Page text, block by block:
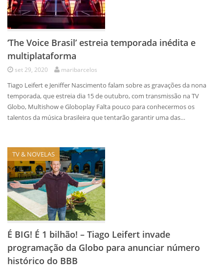
‘The Voice Brasil’ estreia temporada inédita e
multiplataforma
set 29, 2020 maribarcelos
Tiago Leifert e Jeniffer Nascimento falam sobre as gravações da nona
temporada, que estreia dia 15 de outubro, com transmissão na TV
Globo, Multishow e Globoplay Falta pouco para conhecermos os
talentos da música brasileira que tentarão garantir uma das…
TV & NOVELAS
É BIG! É 1 bilhão! – Tiago Leifert invade
programação da Globo para anunciar número
histórico do BBB